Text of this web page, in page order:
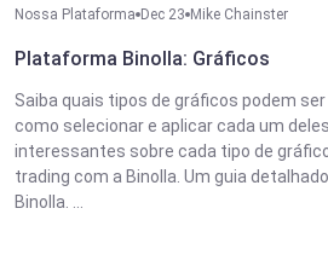
Nossa Plataforma Dec 23 Mike Chainster
Plataforma Binolla: Gráficos
Saiba quais tipos de gráficos podem
como selecionar e aplicar cada um
interessantes sobre cada tipo de
trading com a Binolla. Um guia
Binolla. ...